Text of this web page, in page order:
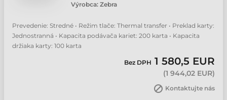
Výrobca: Zebra
Prevedenie: Stredné • Režim tlače: Thermal transfer • Preklad karty:
Jednostranná • Kapacita podávača kariet: 200 karta • Kapacita
držiaka karty: 100 karta
Bez DPH 1 580,5 EUR
(1 944,02 EUR)
Kontaktujte nás